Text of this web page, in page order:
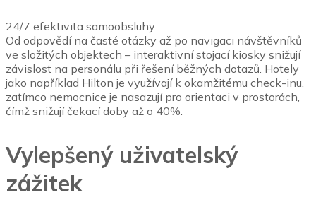
24/7 efektivita samoobsluhy
Od odpovědí na časté otázky až po navigaci návštěvníků
ve složitých objektech – interaktivní stojací kiosky snižují
závislost na personálu při řešení běžných dotazů. Hotely
jako například Hilton je využívají k okamžitému check-inu,
zatímco nemocnice je nasazují pro orientaci v prostorách,
čímž snižují čekací doby až o 40%.
Vylepšený uživatelský
zážitek